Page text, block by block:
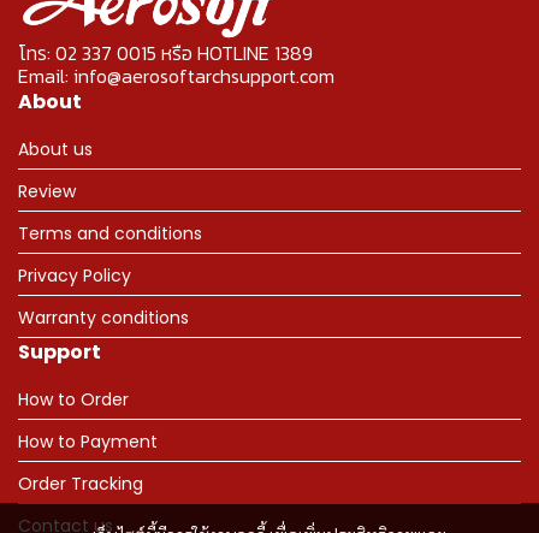
โทร: 02 337 0015 หรือ HOTLINE 1389
Email: info@aerosoftarchsupport.com
About
About us
Review
Terms and conditions
Privacy Policy
Warranty conditions
Support
How to Order
How to Payment
Order Tracking
Contact us